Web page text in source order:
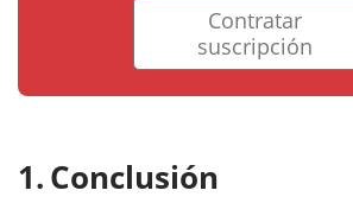
Contratar
suscripción
Conclusión